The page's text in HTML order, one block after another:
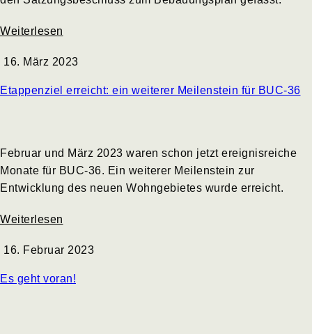
Weiterlesen
16. März 2023
Etappenziel erreicht: ein weiterer Meilenstein für BUC-36
Februar und März 2023 waren schon jetzt ereignisreiche
Monate für BUC-36. Ein weiterer Meilenstein zur
Entwicklung des neuen Wohngebietes wurde erreicht.
Weiterlesen
16. Februar 2023
Es geht voran!